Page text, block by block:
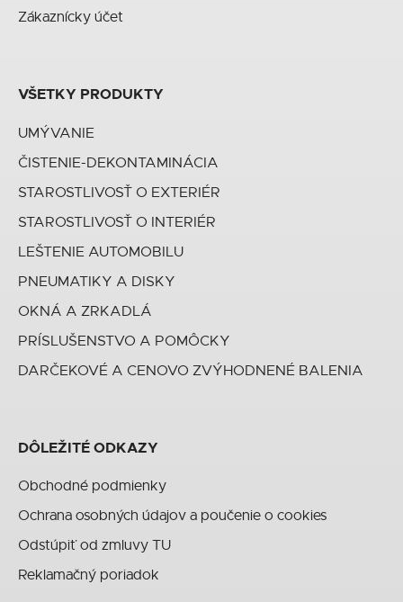
Zákaznícky účet
VŠETKY PRODUKTY
UMÝVANIE
ČISTENIE-DEKONTAMINÁCIA
STAROSTLIVOSŤ O EXTERIÉR
STAROSTLIVOSŤ O INTERIÉR
LEŠTENIE AUTOMOBILU
PNEUMATIKY A DISKY
OKNÁ A ZRKADLÁ
PRÍSLUŠENSTVO A POMÔCKY
DARČEKOVÉ A CENOVO ZVÝHODNENÉ BALENIA
DÔLEŽITÉ ODKAZY
Obchodné podmienky
Ochrana osobných údajov a poučenie o cookies
Odstúpiť od zmluvy TU
Reklamačný poriadok